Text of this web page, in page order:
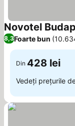
Novotel
8,3Foarte bun
Din 428 lei
Vedeți prețurile